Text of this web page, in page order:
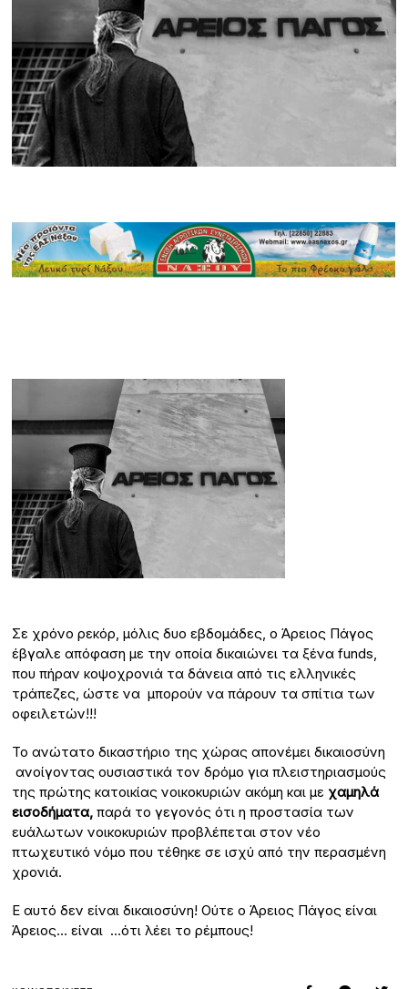
Σε χρόνο ρεκόρ, μόλις δυο εβδομάδες, ο Άρειος Πάγος
έβγαλε απόφαση με την οποία δικαιώνει τα ξένα funds,
που πήραν κοψοχρονιά τα δάνεια από τις ελληνικές
τράπεζες, ώστε να μπορούν να πάρουν τα σπίτια των
οφειλετών!!!
Το ανώτατο δικαστήριο της χώρας απονέμει δικαιοσύνη
ανοίγοντας ουσιαστικά τον δρόμο για πλειστηριασμούς
της πρώτης κατοικίας νοικοκυριών ακόμη και με χαμηλά
εισοδήματα, παρά το γεγονός ότι η προστασία των
ευάλωτων νοικοκυριών προβλέπεται στον νέο
πτωχευτικό νόμο που τέθηκε σε ισχύ από την περασμένη
χρονιά.
Ε αυτό δεν είναι δικαιοσύνη! Ούτε ο Άρειος Πάγος είναι
Άρειος… είναι …ότι λέει το ρέμπους!